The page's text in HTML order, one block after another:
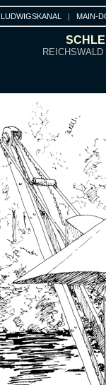
LUDWIGSKANAL | MAIN-